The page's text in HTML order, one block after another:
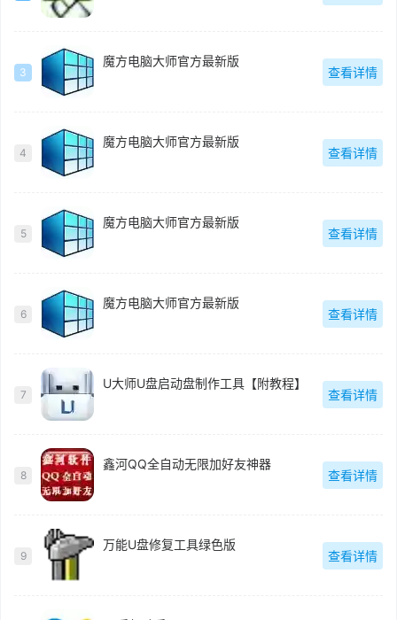
3
魔方电脑大师官方最新版
查看详情
4
魔方电脑大师官方最新版
查看详情
5
魔方电脑大师官方最新版
查看详情
6
魔方电脑大师官方最新版
查看详情
7
U大师U盘启动盘制作工具【附教程】
查看详情
8
鑫河QQ全自动无限加好友神器
查看详情
9
万能U盘修复工具绿色版
查看详情